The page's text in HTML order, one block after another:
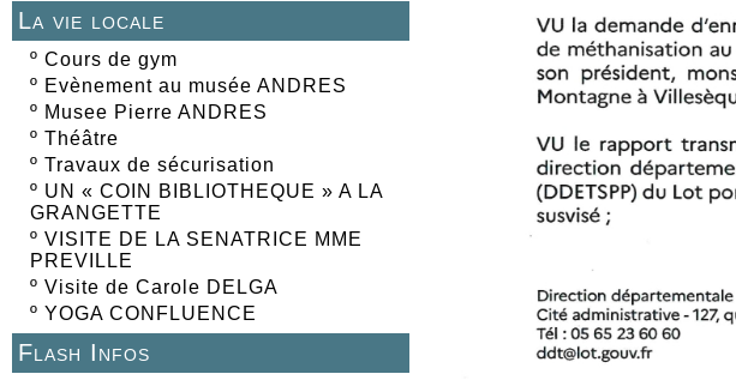
La vie locale
º Cours de gym
º Evènement au musée ANDRES
º Musee Pierre ANDRES
º Théâtre
º Travaux de sécurisation
º UN « COIN BIBLIOTHEQUE » A LA
GRANGETTE
º VISITE DE LA SENATRICE MME
PREVILLE
º Visite de Carole DELGA
º YOGA CONFLUENCE
Flash Infos